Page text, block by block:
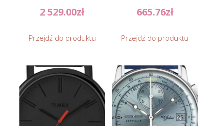
2 529.00zł
Przejdź do produktu
665.76zł
Przejdź do produktu